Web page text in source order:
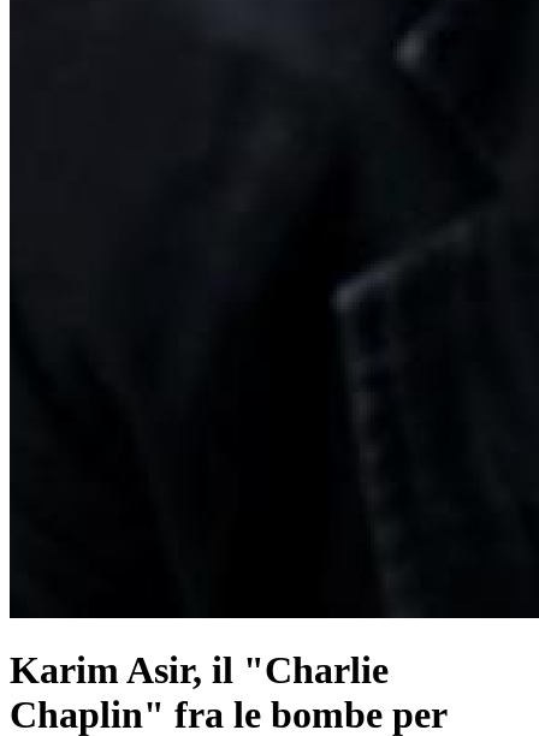
Karim Asir, il "Charlie
Chaplin" fra le bombe per